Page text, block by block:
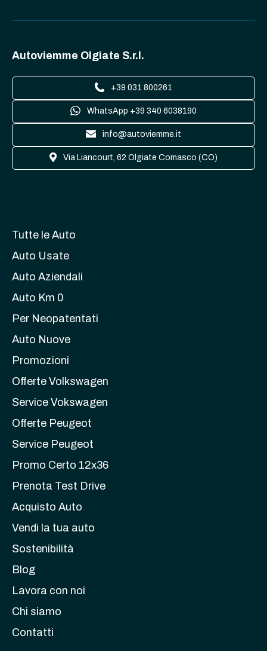
Autoviemme Olgiate S.r.l.
+39 031 800261
WhatsApp +39 340 6038190
info@autoviemme.it
Via Liancourt, 62 Olgiate Comasco (CO)
Tutte le Auto
Auto Usate
Auto Aziendali
Auto Km 0
Per Neopatentati
Auto Nuove
Promozioni
Offerte Volkswagen
Service Vokswagen
Offerte Peugeot
Service Peugeot
Promo Certo 12x36
Prenota Test Drive
Acquisto Auto
Vendi la tua auto
Sostenibilità
Blog
Lavora con noi
Chi siamo
Contatti